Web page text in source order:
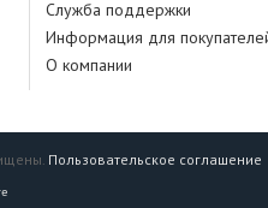
Служба поддержки
Информация для
О компании
Пользовательское соглашение